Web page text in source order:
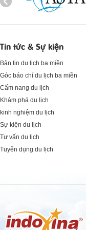
Tin tức & Sự kiện
Bản tin du lịch ba miền
Góc báo chí du lịch ba miền
Cẩm nang du lịch
Khám phá du lịch
kinh nghiệm du lịch
Sự kiện du lịch
Tư vấn du lịch
Tuyển dụng du lịch